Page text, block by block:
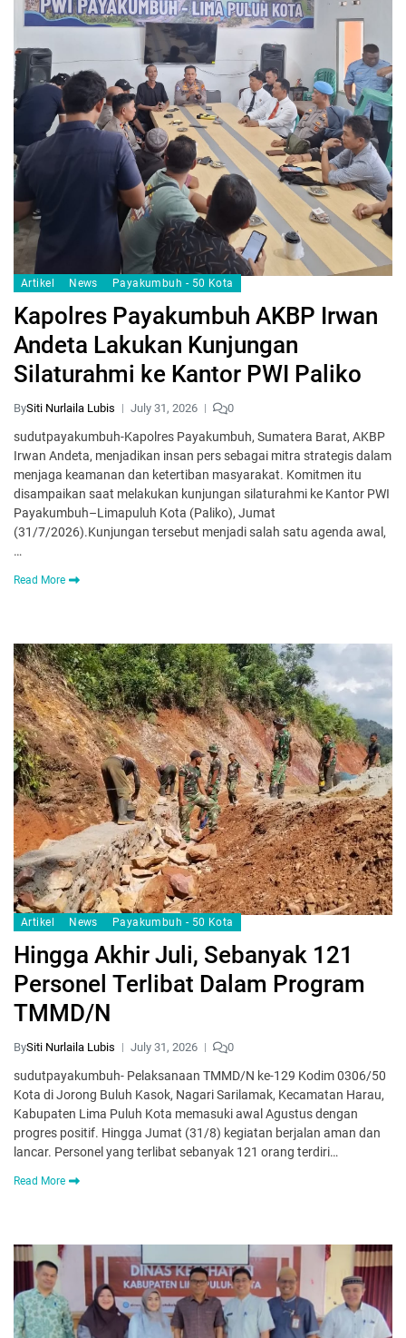
Artikel News Payakumbuh - 50 Kota
Kapolres Payakumbuh AKBP Irwan
Andeta Lakukan Kunjungan
Silaturahmi ke Kantor PWI Paliko
BySiti Nurlaila Lubis July 31, 2026 0
sudutpayakumbuh-Kapolres Payakumbuh, Sumatera Barat, AKBP
Irwan Andeta, menjadikan insan pers sebagai mitra strategis dalam
menjaga keamanan dan ketertiban masyarakat. Komitmen itu
disampaikan saat melakukan kunjungan silaturahmi ke Kantor PWI
Payakumbuh–Limapuluh Kota (Paliko), Jumat
(31/7/2026).‎‎Kunjungan tersebut menjadi salah satu agenda awal,
…
Read More
Artikel News Payakumbuh - 50 Kota
Hingga Akhir Juli, Sebanyak 121
Personel Terlibat Dalam Program
TMMD/N
BySiti Nurlaila Lubis July 31, 2026 0
sudutpayakumbuh- Pelaksanaan TMMD/N ke-129 Kodim 0306/50
Kota di Jorong Buluh Kasok, Nagari Sarilamak, Kecamatan Harau,
Kabupaten Lima Puluh Kota memasuki awal Agustus dengan
progres positif. Hingga Jumat (31/8) kegiatan berjalan aman dan
lancar. Personel yang terlibat sebanyak 121 orang terdiri…
Read More